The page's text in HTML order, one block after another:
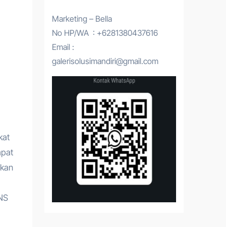
Marketing – Bella
No HP/WA : +6281380437616
Email :
galerisolusimandiri@gmail.com